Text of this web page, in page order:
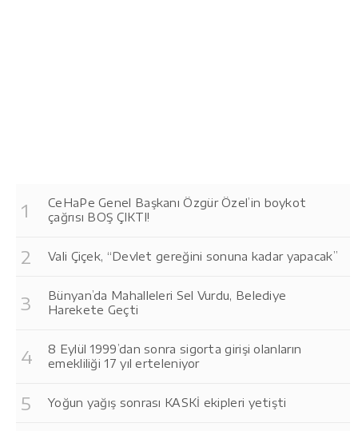
CeHaPe Genel Başkanı Özgür Özel’in boykot
çağrısı BOŞ ÇIKTI!
Vali Çiçek, “Devlet gereğini sonuna kadar yapacak”
Bünyan’da Mahalleleri Sel Vurdu, Belediye
Harekete Geçti
8 Eylül 1999’dan sonra sigorta girişi olanların
emekliliği 17 yıl erteleniyor
Yoğun yağış sonrası KASKİ ekipleri yetişti